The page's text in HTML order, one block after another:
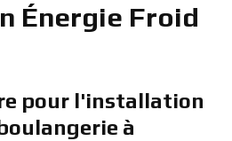
Énergie Froid
pour l'installation
à